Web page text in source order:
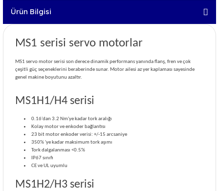
Ürün Bilgisi
MS1 serisi servo motorlar
MS1 servo motor serisi son derece dinamik performans yanında flanş, fren ve çok
çeşitli güç seçeneklerini beraberinde sunar. Motor ailesi az yer kaplaması sayesinde
genel makine boyutunu azaltır.
MS1H1/H4 serisi
0.16'dan 3.2 Nm'ye kadar tork aralığı
Kolay motor ve enkoder bağlantısı
23 bit motor enkoder verisi: +/-15 arcsaniye
350% 'ye kadar maksimum tork aşımı
Tork dalgalanması <0.5%
IP67 sınıfı
CE ve UL uyumlu
MS1H2/H3 serisi